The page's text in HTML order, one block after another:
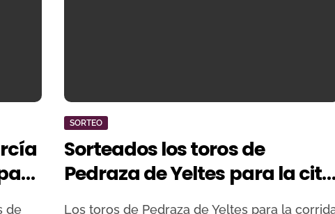
SORTEO
Sorteados los toros de
Pedraza de Yeltes para la cita
de Resurrección en Madrid
Los toros de Pedraza de Yeltes para la corrida